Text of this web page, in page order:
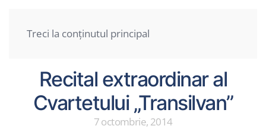
Treci la conținutul principal
Recital extraordinar al
Cvartetului „Transilvan”
7 octombrie, 2014